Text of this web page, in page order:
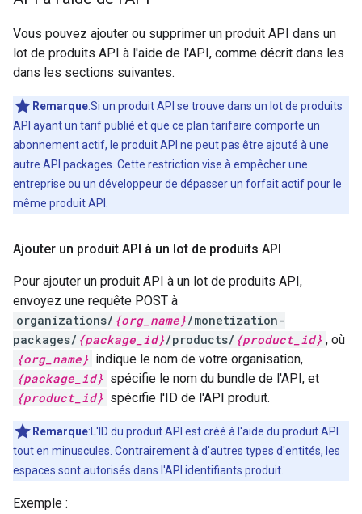
Vous pouvez ajouter ou supprimer un produit API dans un
lot de produits API à l'aide de l'API, comme décrit dans les
dans les sections suivantes.
Remarque:Si un produit API se trouve dans un lot de produits
API ayant un tarif publié et que ce plan tarifaire comporte un
abonnement actif, le produit API ne peut pas être ajouté à une
autre API packages. Cette restriction vise à empêcher une
entreprise ou un développeur de dépasser un forfait actif pour le
même produit API.
Ajouter un produit API à un lot de produits API
Pour ajouter un produit API à un lot de produits API,
envoyez une requête POST à
organizations/ {org_name}/monetization-
packages/ {package_id}/products/ {product_id} , où
{org_name} indique le nom de votre organisation,
{package_id} spécifie le nom du bundle de l'API, et
{product_id} spécifie l'ID de l'API produit.
Remarque:L'ID du produit API est créé à l'aide du produit API.
tout en minuscules. Contrairement à d'autres types d'entités, les
espaces sont autorisés dans l'API identifiants produit.
Exemple :